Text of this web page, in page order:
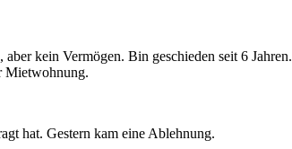
kein Vermögen. Bin geschieden seit 6 Jahren.
Mietwohnung.
hat. Gestern kam eine Ablehnung.